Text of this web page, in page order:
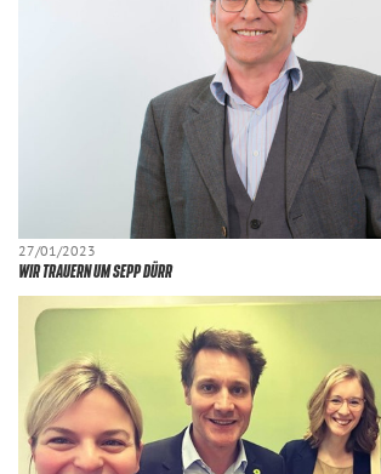
27/01/2023
WIR TRAUERN UM SEPP DÜRR